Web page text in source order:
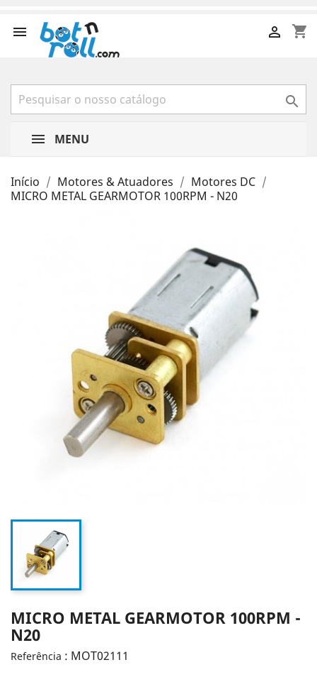
 shopping_cart


MENU
Início Motores & Atuadores
Motores DC
MICRO METAL GEARMOTOR 100RPM - N20
MICRO METAL GEARMOTOR 100RPM -
N20
Referência : MOT02111